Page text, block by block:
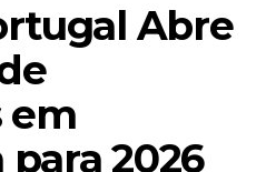
Abre
em
2026